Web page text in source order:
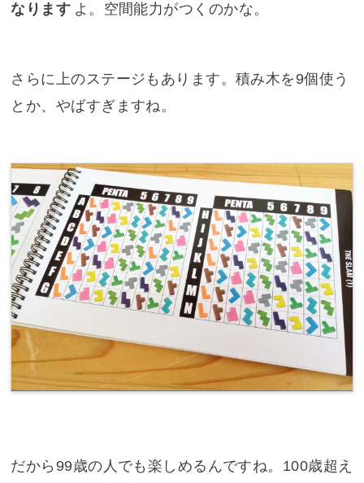
なります よ。空間能力がつくのかな。
さらに上のステージもあります。積み木を9個使う
とか、やばすぎますね。
だから99歳の人でも楽しめるんですね。100歳超え